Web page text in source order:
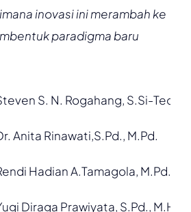
inovasi ini merambah ke
paradigma baru
S. N. Rogahang, S.Si-Teol.,
Anita Rinawati,S.Pd., M.Pd.
Hadian A.Tamagola, M.Pd.
Diraga Prawiyata, S.Pd.,